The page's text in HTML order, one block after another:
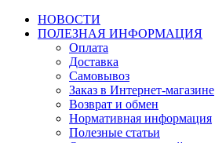
НОВОСТИ
ПОЛЕЗНАЯ ИНФОРМАЦИЯ
Оплата
Доставка
Самовывоз
Заказ в Интернет-магазине
Возврат и обмен
Нормативная информация
Полезные статьи